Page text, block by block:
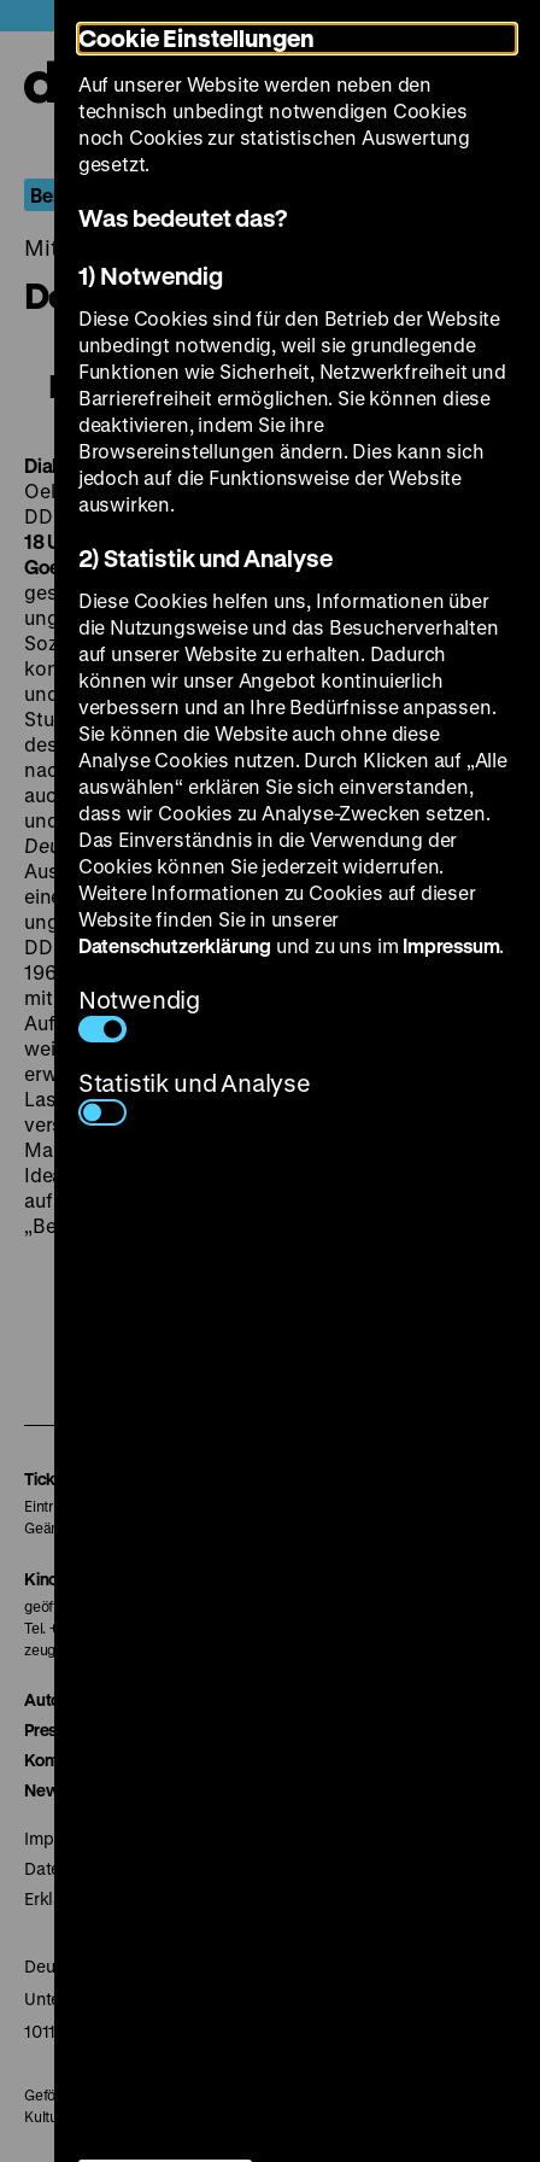
zum
Seiteninhalt
springen
Berlin.Dokument
Mittwoch, 15. Juni 2016, 19.00 - 00.00 Uhr
Deutschland - Endstation Ost
Deutschland - Endstation Ost
Dialog mit einem GrenzsoldatenDDR 1967, R: Götz
Oelschlägel, 17’· 35 mm Deutschland – Endstation Ost
DDR 1964, R: Frans Buyens, 84’
18 Uhr + MI 15.06. um 20 Uhr
Goergen „Die DDR, mit den Augen eines Ausländers
gesehen“ – so lautete der Arbeitstitel eines
ungewöhnlichen Dokumentarfilms, den der belgische
Sozialist Frans Buyens 1963/64 in der DDR drehen
konnte. In seinem Interview-Film lässt er Fabrikarbeiter
und Kleinunternehmer, LPG-Bauern und ausländische
Studenten ausführlich zu Wort kommen. Große Teile
des Films entstanden in Ost-Berlin. Nur wenige Jahre
nach dem Bau der Berliner Mauer befragte Buyens
auch Grenzsoldaten nach dem Sinn dieser Maßnahme
und des Schießbefehls. Zwar leistet Buyens in
Deutschland – Endstation Ostkeine kritische
Auseinandersetzung mit dem System, die Außensicht
eines Sympathisanten ermöglicht dennoch einen
ungewöhnlichen Blick auf die Lebenswirklichkeit der
DDR. Der KurzfilmDialog mit einem Grenzsoldatenvon
1967 beruht ebenfalls auf Interviews. Die Gespräche
mit dem Grenzsoldaten Reinhard Laske über seine
Aufgaben an der Grenze zu West-Berlin sind allerdings
weitgehend inszeniert, die Äußerungen
erwartungsgemäß systemkonform. In Interviews mit
Laskes Eltern, seiner Freundin und Arbeitskollegen
versucht der Film, die Persönlichkeit des porträtierten
Mannes weiter zu ergründen, um dann doch das
Idealbild eines DDR-Grenzsoldaten zu zeichnen, der
auf die Parole, Grenzdurchbrüche nicht zuzulassen, mit
„Befehl ist Befehl“ antwortet. (jg)
Tickets
Eintritt 5 €
Geänderte Preise sind im Programm vermerkt.
Kinokasse
geöffnet 30 Minuten vor Beginn der ersten Vorstellung
Tel. + 49 30 20304-770
zeughauskino@dhm.de
Autor*innen
Presse
Kontakt
Newsletter
Impressum
Datenschutz
Erklärung digitale Barrierefreiheit
Deutsches Historisches Museum
Unter den Linden 2
10117 Berlin
Gefördert mit Mitteln des Beauftragten der Bundesregierung für
Kultur und Medien
Cookie Einstellungen
Auf unserer Website werden neben den
technisch unbedingt notwendigen Cookies
noch Cookies zur statistischen Auswertung
gesetzt.
Was bedeutet das?
1) Notwendig
Diese Cookies sind für den Betrieb der Website
unbedingt notwendig, weil sie grundlegende
Funktionen wie Sicherheit, Netzwerkfreiheit und
Barrierefreiheit ermöglichen. Sie können diese
deaktivieren, indem Sie ihre
Browsereinstellungen ändern. Dies kann sich
jedoch auf die Funktionsweise der Website
auswirken.
2) Statistik und Analyse
Diese Cookies helfen uns, Informationen über
die Nutzungsweise und das Besucherverhalten
auf unserer Website zu erhalten. Dadurch
können wir unser Angebot kontinuierlich
verbessern und an Ihre Bedürfnisse anpassen.
Sie können die Website auch ohne diese
Analyse Cookies nutzen. Durch Klicken auf „Alle
auswählen“ erklären Sie sich einverstanden,
dass wir Cookies zu Analyse-Zwecken setzen.
Das Einverständnis in die Verwendung der
Cookies können Sie jederzeit widerrufen.
Weitere Informationen zu Cookies auf dieser
Website finden Sie in unserer
Datenschutzerklärung und zu uns im Impressum.
Notwendig
Statistik und Analyse